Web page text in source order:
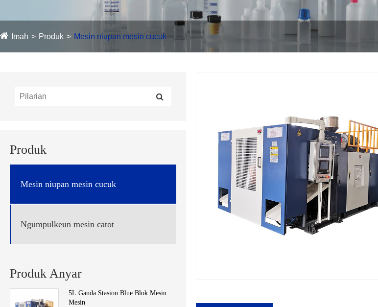
Imah Produk Mesin niupan mesin cucuk
Produk
Mesin niupan mesin cucuk
Ngumpulkeun mesin catot
Produk Anyar
5L Ganda Stasion Blue Blok Mesin
Mesin